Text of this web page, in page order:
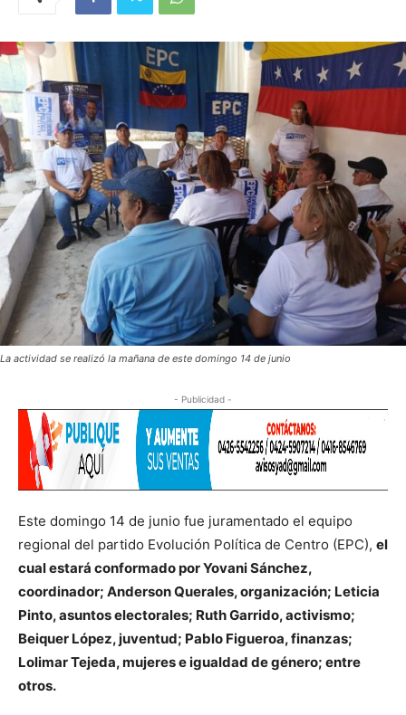
La actividad se realizó la mañana de este domingo 14 de junio
- Publicidad -
Este domingo 14 de junio fue juramentado el equipo
regional del partido Evolución Política de Centro (EPC), el
cual estará conformado por Yovani Sánchez,
coordinador; Anderson Querales, organización; Leticia
Pinto, asuntos electorales; Ruth Garrido, activismo;
Beiquer López, juventud; Pablo Figueroa, finanzas;
Lolimar Tejeda, mujeres e igualdad de género; entre
otros.